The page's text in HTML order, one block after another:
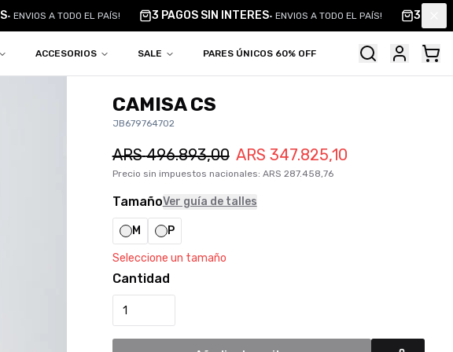
•ENVIOS A TODO EL PAÍS! 3 PAGOS SIN INTERES•ENVIOS A TODO EL PAÍS! 3
ACCESORIOS SALE PARES ÚNICOS 60% OFF
CAMISA CS
JB679764702
ARS 496.893,00 ARS 347.825,10
Precio sin impuestos nacionales: ARS 287.458,76
TamañoVer guía de talles
M P
Seleccione un tamaño
Cantidad